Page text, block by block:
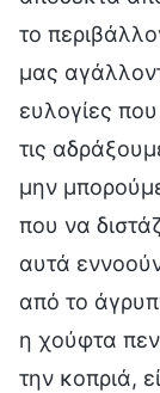
το
μας
ευλογίες
τις
μην
που να
αυτά
από το
η χούφτα
την κοπριά,